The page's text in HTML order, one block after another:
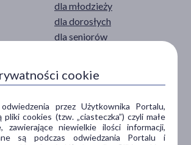
dla młodzieży
dla dorosłych
dla seniorów
pokaż więcej ...
POSTAĆ
krem
cookie
przez Użytkownika Portalu,
pliki cookies (tzw. „ciasteczka”) czyli małe
zawierające niewielkie ilości informacji,
są podczas odwiedzania Portalu i